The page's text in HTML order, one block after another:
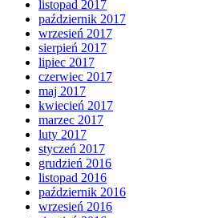
listopad 2017
październik 2017
wrzesień 2017
sierpień 2017
lipiec 2017
czerwiec 2017
maj 2017
kwiecień 2017
marzec 2017
luty 2017
styczeń 2017
grudzień 2016
listopad 2016
październik 2016
wrzesień 2016